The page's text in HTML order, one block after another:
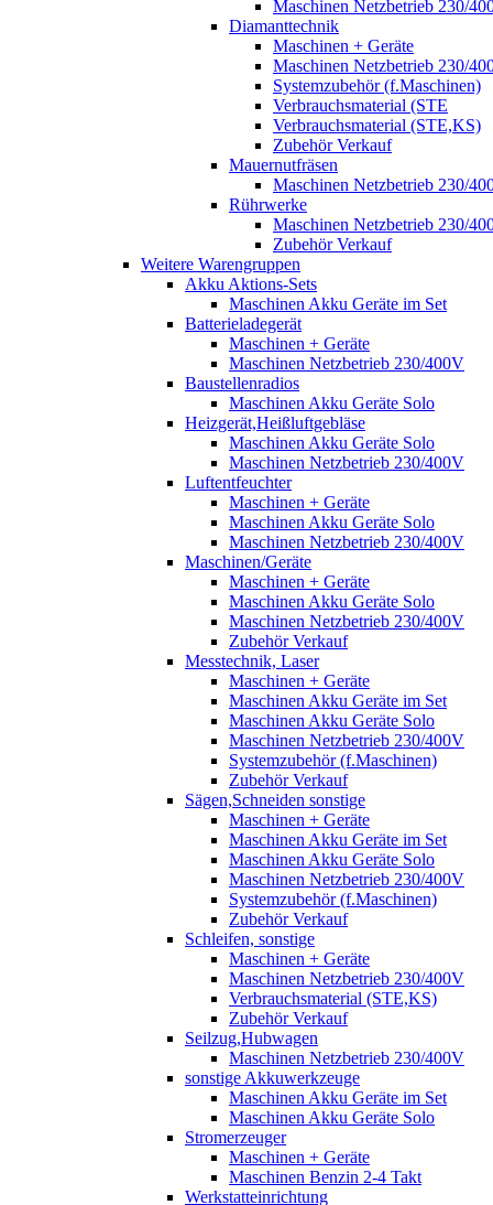
Maschinen Netzbetrieb 230/
Diamanttechnik
Maschinen + Geräte
Maschinen Netzbetrieb 230/
Systemzubehör (f.Maschinen)
Verbrauchsmaterial (STE
Verbrauchsmaterial (STE,KS)
Zubehör Verkauf
Mauernutfräsen
Maschinen Netzbetrieb 230/
Rührwerke
Maschinen Netzbetrieb 230/
Zubehör Verkauf
Weitere Warengruppen
Akku Aktions-Sets
Maschinen Akku Geräte im Set
Batterieladegerät
Maschinen + Geräte
Maschinen Netzbetrieb 230/400V
Baustellenradios
Maschinen Akku Geräte Solo
Heizgerät,Heißluftgebläse
Maschinen Akku Geräte Solo
Maschinen Netzbetrieb 230/400V
Luftentfeuchter
Maschinen + Geräte
Maschinen Akku Geräte Solo
Maschinen Netzbetrieb 230/400V
Maschinen/Geräte
Maschinen + Geräte
Maschinen Akku Geräte Solo
Maschinen Netzbetrieb 230/400V
Zubehör Verkauf
Messtechnik, Laser
Maschinen + Geräte
Maschinen Akku Geräte im Set
Maschinen Akku Geräte Solo
Maschinen Netzbetrieb 230/400V
Systemzubehör (f.Maschinen)
Zubehör Verkauf
Sägen,Schneiden sonstige
Maschinen + Geräte
Maschinen Akku Geräte im Set
Maschinen Akku Geräte Solo
Maschinen Netzbetrieb 230/400V
Systemzubehör (f.Maschinen)
Zubehör Verkauf
Schleifen, sonstige
Maschinen + Geräte
Maschinen Netzbetrieb 230/400V
Verbrauchsmaterial (STE,KS)
Zubehör Verkauf
Seilzug,Hubwagen
Maschinen Netzbetrieb 230/400V
sonstige Akkuwerkzeuge
Maschinen Akku Geräte im Set
Maschinen Akku Geräte Solo
Stromerzeuger
Maschinen + Geräte
Maschinen Benzin 2-4 Takt
Werkstatteinrichtung